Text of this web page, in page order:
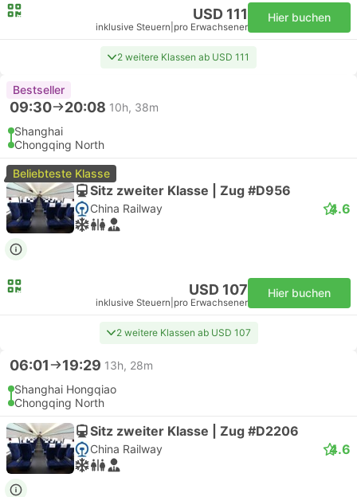
USD 111
inklusive Steuern pro Erwachsener
Hier buchen
2 weitere Klassen ab USD 111
Bestseller
09:30 20:08 10h, 38m
Shanghai
Chongqing North
Beliebteste Klasse
Sitz zweiter Klasse | Zug #D956
China Railway 4.6
USD 107
inklusive Steuern pro Erwachsener
Hier buchen
2 weitere Klassen ab USD 107
06:01 19:29 13h, 28m
Shanghai Hongqiao
Chongqing North
Sitz zweiter Klasse | Zug #D2206
China Railway 4.6